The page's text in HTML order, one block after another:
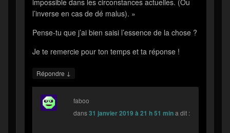
l’inverse en cas de dé malus). »
Pense-tu que j’ai bien saisi l’essence de la chose ?
Je te remercie pour ton temps et ta réponse !
Répondre ↓
faboo
dans31 janvier 2019 à 21 h 51 min a dit :